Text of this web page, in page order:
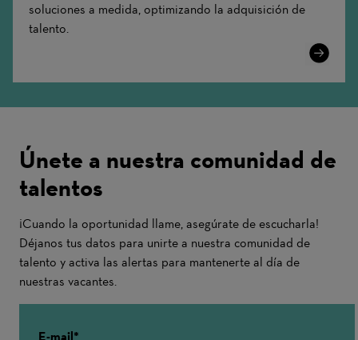
soluciones a medida, optimizando la adquisición de
talento.
Learn
Únete a nuestra comunidad de
talentos
¡Cuando la oportunidad llame, asegúrate de escucharla!
Déjanos tus datos para unirte a nuestra comunidad de
talento y activa las alertas para mantenerte al día de
nuestras vacantes.
E-mail